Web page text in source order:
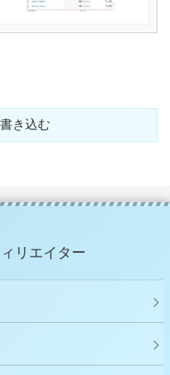
き込む
リエイター